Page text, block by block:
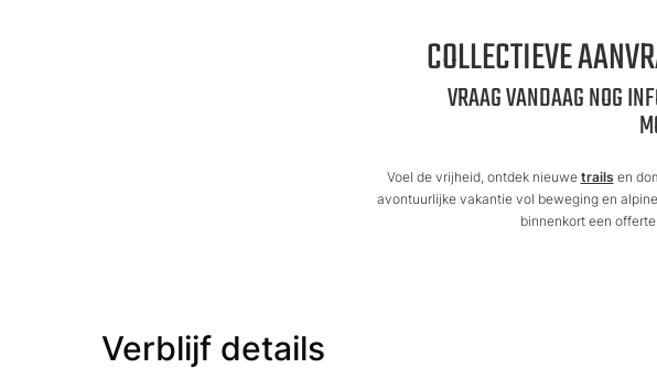
COLLECTIEVE
VRAAG VANDAAG NOG
Voel de vrijheid, ontdek nieuwe trails en
avontuurlijke vakantie vol beweging en
binnenkort een
Verblijf details